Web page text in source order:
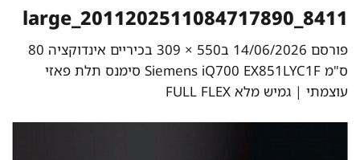
8411_2011202511084717890_large
פורסם 14/06/2026 ב550 × 309 ב
כיריים אינדוקציה 80
ס"מ Siemens iQ700 EX851LYC1F סימנס תלת פאזי
עוצמתי | גמיש מלא FULL FLEX